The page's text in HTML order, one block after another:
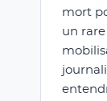
mort
un